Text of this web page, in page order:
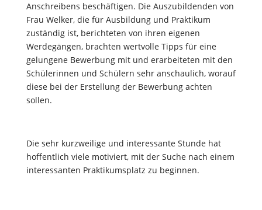
Anschreibens beschäftigen. Die Auszubildenden von
Frau Welker, die für Ausbildung und Praktikum
zuständig ist, berichteten von ihren eigenen
Werdegängen, brachten wertvolle Tipps für eine
gelungene Bewerbung mit und erarbeiteten mit den
Schülerinnen und Schülern sehr anschaulich, worauf
diese bei der Erstellung der Bewerbung achten
sollen.
Die sehr kurzweilige und interessante Stunde hat
hoffentlich viele motiviert, mit der Suche nach einem
interessanten Praktikumsplatz zu beginnen.